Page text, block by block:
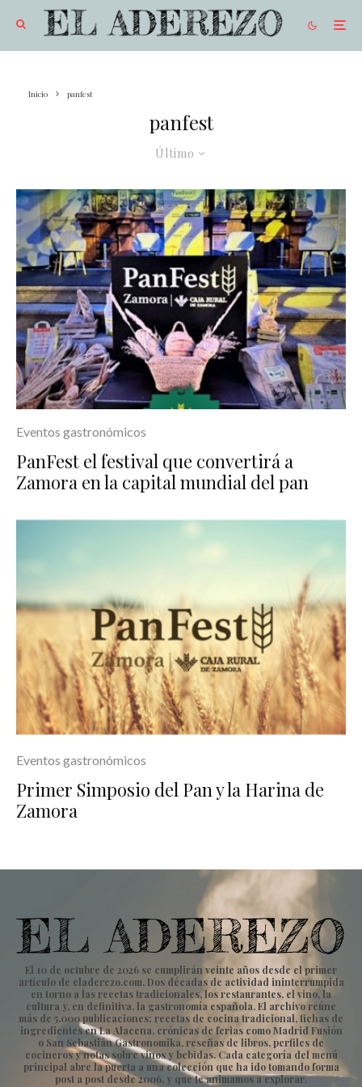
Inicio panfest
panfest
Último
Eventos gastronómicos
PanFest el festival que convertirá a
Zamora en la capital mundial del pan
Eventos gastronómicos
Primer Simposio del Pan y la Harina de
Zamora
El 10 de octubre de 2026 se cumplirán veinte años desde el primer
artículo de eladerezo.com. Dos décadas de actividad ininterrumpida
en torno a las recetas tradicionales, los restaurantes, el vino, la
cultura y, en definitiva, la gastronomía española. El archivo reúne
más de 5.000 publicaciones: recetas de cocina tradicional, fichas de
ingredientes en La Alacena, crónicas de ferias como Madrid Fusión
o San Sebastián Gastronomika, reseñas de libros, perfiles de
cocineros y notas sobre vinos y bebidas. Cada categoría del menú
principal abre la puerta a una colección que ha ido tomando forma
post a post desde 2006, y que te animamos a explorar.